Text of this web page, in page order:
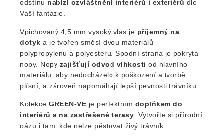
odstínu nabízí ozvláštnění interiérů i exteriérů dle
Vaší fantazie.
Vpichovaný 4,5 mm vysoký vlas je příjemný na
dotyk a je tvořen směsí dvou materiálů –
polypropylenu a polyesteru. Spodní strana je pokryta
nopy. Nopy zajišťují odvod vlhkosti od hlavního
materiálu, aby nedocházelo k poškození a tvorbě
plísní, a zároveň napomáhají lepší pevnosti trávníku.
Kolekce GREEN-VE je perfektním doplňkem do
interiérů a na zastřešené terasy. Vytvořte si přírodní
oázu i tam, kde nelze pěstovat živý trávník.